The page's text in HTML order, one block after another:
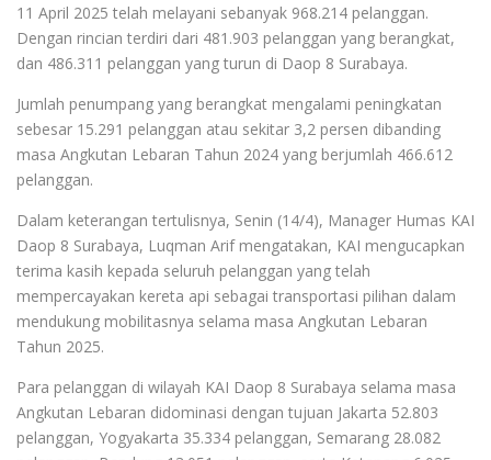
11 April 2025 telah melayani sebanyak 968.214 pelanggan.
Dengan rincian terdiri dari 481.903 pelanggan yang berangkat,
dan 486.311 pelanggan yang turun di Daop 8 Surabaya.
Jumlah penumpang yang berangkat mengalami peningkatan
sebesar 15.291 pelanggan atau sekitar 3,2 persen dibanding
masa Angkutan Lebaran Tahun 2024 yang berjumlah 466.612
pelanggan.
Dalam keterangan tertulisnya, Senin (14/4), Manager Humas KAI
Daop 8 Surabaya, Luqman Arif mengatakan, KAI mengucapkan
terima kasih kepada seluruh pelanggan yang telah
mempercayakan kereta api sebagai transportasi pilihan dalam
mendukung mobilitasnya selama masa Angkutan Lebaran
Tahun 2025.
Para pelanggan di wilayah KAI Daop 8 Surabaya selama masa
Angkutan Lebaran didominasi dengan tujuan Jakarta 52.803
pelanggan, Yogyakarta 35.334 pelanggan, Semarang 28.082